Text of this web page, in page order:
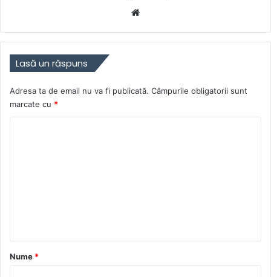
Lasă un răspuns
Adresa ta de email nu va fi publicată. Câmpurile obligatorii sunt
marcate cu *
rNume *